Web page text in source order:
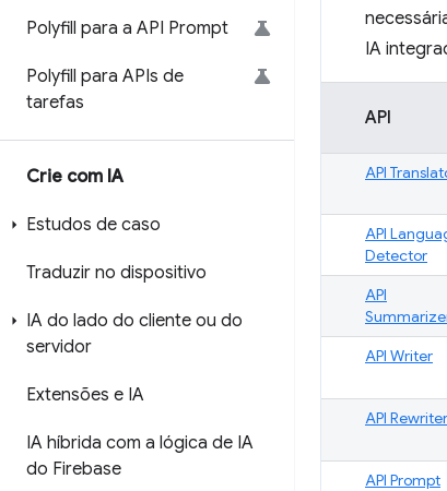
Polyfill para a API Prompt
Polyfill para APIs de
tarefas
Crie com IA
Estudos de caso
Traduzir no dispositivo
IA do lado do cliente ou do
servidor
Extensões e IA
IA híbrida com a lógica de IA
do Firebase
IA
API
API
API
Detector
API
API Writer
API Rewriter
API Prompt